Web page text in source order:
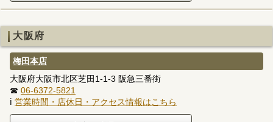
大阪府
梅田本店
大阪府大阪市北区芝田1-1-3 阪急三番街
☎ 06-6372-5821
ℹ 営業時間・店休日・アクセス情報はこちら